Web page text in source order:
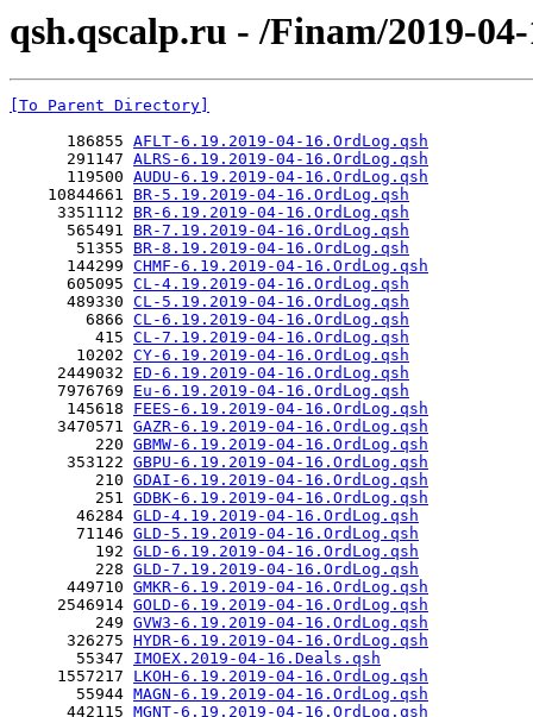
qsh.qscalp.ru - /Finam/2019-
[To Parent Directory]
      186855
AFLT-6.19.2019-04-16.OrdLog.qsh
      291147
ALRS-6.19.2019-04-16.OrdLog.qsh
      119500
AUDU-6.19.2019-04-16.OrdLog.qsh
    10844661
BR-5.19.2019-04-16.OrdLog.qsh
     3351112
BR-6.19.2019-04-16.OrdLog.qsh
      565491
BR-7.19.2019-04-16.OrdLog.qsh
       51355
BR-8.19.2019-04-16.OrdLog.qsh
      144299
CHMF-6.19.2019-04-16.OrdLog.qsh
      605095
CL-4.19.2019-04-16.OrdLog.qsh
      489330
CL-5.19.2019-04-16.OrdLog.qsh
        6866
CL-6.19.2019-04-16.OrdLog.qsh
         415
CL-7.19.2019-04-16.OrdLog.qsh
       10202
CY-6.19.2019-04-16.OrdLog.qsh
     2449032
ED-6.19.2019-04-16.OrdLog.qsh
     7976769
Eu-6.19.2019-04-16.OrdLog.qsh
      145618
FEES-6.19.2019-04-16.OrdLog.qsh
     3470571
GAZR-6.19.2019-04-16.OrdLog.qsh
         220
GBMW-6.19.2019-04-16.OrdLog.qsh
      353122
GBPU-6.19.2019-04-16.OrdLog.qsh
         210
GDAI-6.19.2019-04-16.OrdLog.qsh
         251
GDBK-6.19.2019-04-16.OrdLog.qsh
       46284
GLD-4.19.2019-04-16.OrdLog.qsh
       71146
GLD-5.19.2019-04-16.OrdLog.qsh
         192
GLD-6.19.2019-04-16.OrdLog.qsh
         228
GLD-7.19.2019-04-16.OrdLog.qsh
      449710
GMKR-6.19.2019-04-16.OrdLog.qsh
     2546914
GOLD-6.19.2019-04-16.OrdLog.qsh
         249
GVW3-6.19.2019-04-16.OrdLog.qsh
      326275
HYDR-6.19.2019-04-16.OrdLog.qsh
       55347
IMOEX.2019-04-16.Deals.qsh
     1557217
LKOH-6.19.2019-04-16.OrdLog.qsh
       55944
MAGN-6.19.2019-04-16.OrdLog.qsh
      442115
MGNT-6.19.2019-04-16.OrdLog.qsh